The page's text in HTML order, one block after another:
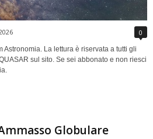
0
La lettura è riservata a tutti gli
sul sito. Se sei abbonato e non riesci
Globulare